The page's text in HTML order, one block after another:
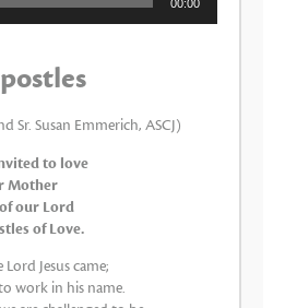
00:00
Sr. Susan Emmerich, ASCJ)
to love
Mother
our Lord
of Love.
Jesus came;
work in his name.